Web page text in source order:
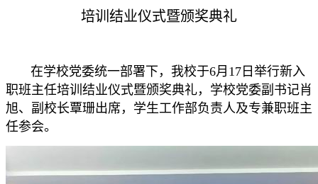
培训结业仪式暨颁奖典礼
在学校党委统一部署下，我校于6月17日举行新入
职班主任培训结业仪式暨颁奖典礼，学校党委副书记肖
旭、副校长覃珊出席，学生工作部负责人及专兼职班主
任参会。